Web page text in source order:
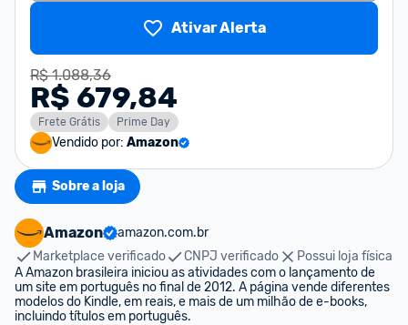
Ativar Alerta
R$ 1.088,36
R$ 679,84
Frete Grátis Prime Day
Vendido por: Amazon
Sobre a loja
Amazon
amazon.com.br
Marketplace verificado
CNPJ verificado
Possui loja física
A Amazon brasileira iniciou as atividades com o lançamento de
um site em português no final de 2012. A página vende diferentes
modelos do Kindle, em reais, e mais de um milhão de e-books,
incluindo títulos em português.